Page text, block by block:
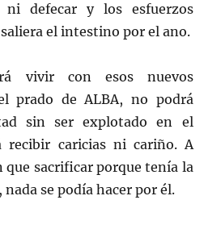
defecar y los esfuerzos
el intestino por el ano.
vivir con esos nuevos
prado de ALBA, no podrá
sin ser explotado en el
recibir caricias ni cariño. A
que sacrificar porque tenía la
se podía hacer por él.